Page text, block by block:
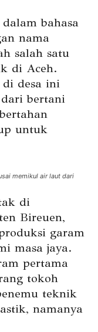
bahasa
nama
salah satu
di Aceh.
desa ini
bertani
untuk
memikul air laut dari
di
Bireuen,
garam
masa jaya.
pertama
tokoh
teknik
namanya